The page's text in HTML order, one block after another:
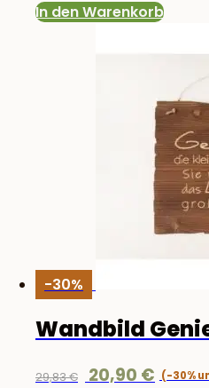
In den Warenkorb
-30%
Wandbild
29,83€
Ursprünglicher
20,90 €